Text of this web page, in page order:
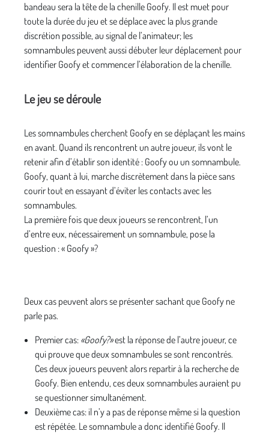
bandeau sera la tête de la chenille Goofy. Il est muet pour
toute la durée du jeu et se déplace avec la plus grande
discrétion possible, au signal de l’animateur; les
somnambules peuvent aussi débuter leur déplacement pour
identifier Goofy et commencer l’élaboration de la chenille.
Le jeu se déroule
Les somnambules cherchent Goofy en se déplaçant les mains
en avant. Quand ils rencontrent un autre joueur, ils vont le
retenir afin d’établir son identité : Goofy ou un somnambule.
Goofy, quant à lui, marche discrètement dans la pièce sans
courir tout en essayant d’éviter les contacts avec les
somnambules.
La première fois que deux joueurs se rencontrent, l’un
d’entre eux, nécessairement un somnambule, pose la
question : « Goofy »?
Deux cas peuvent alors se présenter sachant que Goofy ne
parle pas.
Premier cas: «Goofy?»est la réponse de l’autre joueur, ce
qui prouve que deux somnambules se sont rencontrés.
Ces deux joueurs peuvent alors repartir à la recherche de
Goofy. Bien entendu, ces deux somnambules auraient pu
se questionner simultanément.
Deuxième cas: il n’y a pas de réponse même si la question
est répétée. Le somnambule a donc identifié Goofy. Il